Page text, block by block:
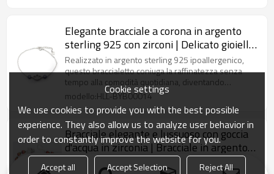
Elegante bracciale a corona in argento
sterling 925 con zirconi | Delicato gioiello
a forma di corona da principessa, regalo
per donna
Realizzato in argento sterling 925 ipoallergenico,
questo braccialetto coniuga la raffinatezza senza
tempo alla comodità quotidiana, diventando
l'accessorio perfetto sia per le uscite informali che
per le occasioni speciali.
modello:HLL-BYB00014
Bracciale elegante e lussuoso con goccia
d'acqua in zirconia | Bracciale in argento
925 per donna
Realizzato in argento sterling di alta qualità, questo
Cookie settings
We use cookies to provide you with the best possible
experience. They also allow us to analyze user behavior in
order to constantly improve the website for you.
Accept all Accept Selection Reject All